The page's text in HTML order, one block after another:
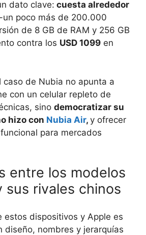
dato clave: cuesta alrededor
-un poco más de 200.000
de 8 GB de RAM y 256 GB
contra los USD 1099 en
caso de Nubia no apunta a
con un celular repleto de
sino democratizar su
hizo con Nubia Air, y ofrecer
para mercados
entre los modelos
sus rivales chinos
estos dispositivos y Apple es
diseño, nombres y jerarquías